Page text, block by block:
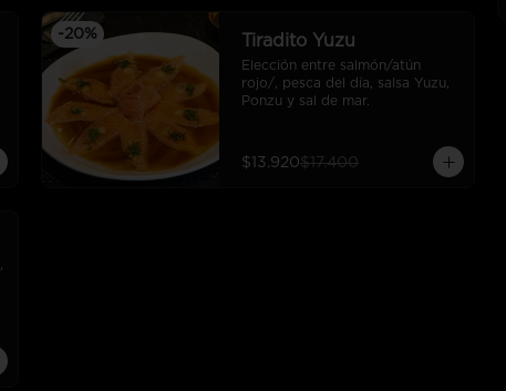
-20% Tiradito Yuzu
Elección entre salmón/atún
rojo/, pesca del día, salsa Yuzu,
Ponzu y sal de mar.
$13.920$17.400